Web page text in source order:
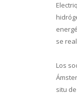
se
Los
situ